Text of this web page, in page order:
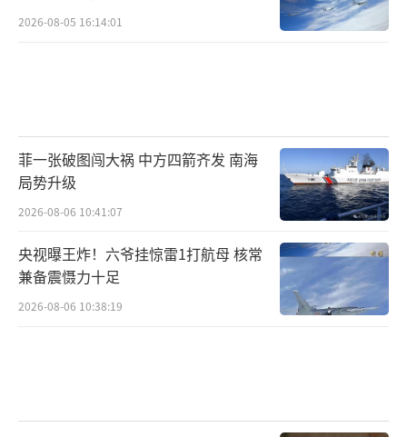
清楚——越是踩红线，越要准备承受制度化反
盾外溢到更大层面；准，在于措施点到要害：
水产品、旅游、人文交流，都是日本对华依赖
度高、传导快的板块；狠，在于让对方真正体
会到“成本”，而不是象征性表达。军事上边
演训边公布画面，既告知能力也提醒节制；外
交上联合国决议与双边交涉并行，让国际法与
论，但更现实的抓手还是在法律、舆论与地方
2026-08-05 16:14:01
菲一张破图闯大祸 中方四箭齐发 南海
局势升级
2026-08-06 10:41:07
央视曝王炸！六爷挂惊雷1打航母 核常
兼备震慑力十足
2026-08-06 10:38:19